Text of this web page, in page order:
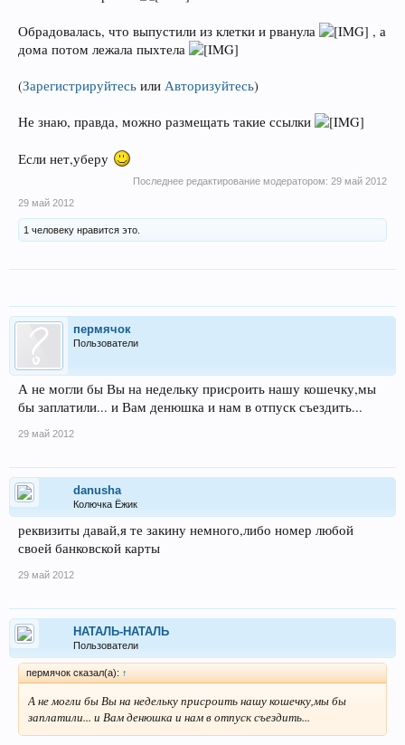
Обрадовалась, что выпустили из клетки и рванула
, а
дома потом лежала пыхтела
(Зарегистрируйтесь или Авторизуйтесь)
Не знаю, правда, можно размещать такие ссылки
Если нет,уберу
Последнее редактирование модератором: 29 май 2012
29 май 2012
1 человеку нравится это.
пермячок
Пользователи
А не могли бы Вы на недельку присроить нашу кошечку,мы
бы заплатили... и Вам денюшка и нам в отпуск съездить...
29 май 2012
danusha
Колючка Ёжик
реквизиты давай,я те закину немного,либо номер любой
своей банковской карты
29 май 2012
НАТАЛЬ-НАТАЛЬ
Пользователи
пермячок сказал(а): ↑
А не могли бы Вы на недельку присроить нашу кошечку,мы бы
заплатили... и Вам денюшка и нам в отпуск съездить...